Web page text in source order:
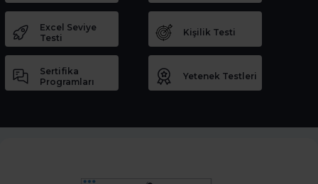
Excel Seviye
Testi
Kişilik Testi
Sertifika
Programları
Yetenek Testleri